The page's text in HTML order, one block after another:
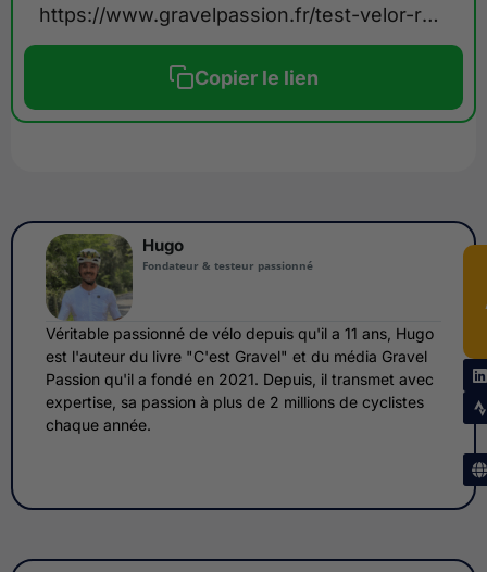
https://www.gravelpassion.fr/test-velor-relov-maillot-cyclisme/
Copier le lien
Hugo
Fondateur & testeur passionné
Véritable passionné de vélo depuis qu'il a 11 ans, Hugo
est l'auteur du livre "C'est Gravel" et du média Gravel
Passion qu'il a fondé en 2021. Depuis, il transmet avec
expertise, sa passion à plus de 2 millions de cyclistes
chaque année.